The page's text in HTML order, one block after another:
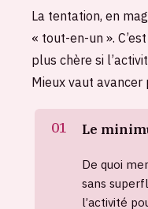
La tentation, en
« tout-en-un ».
plus chère si
Mieux vaut avancer
Le
De quoi
sans
l’activité